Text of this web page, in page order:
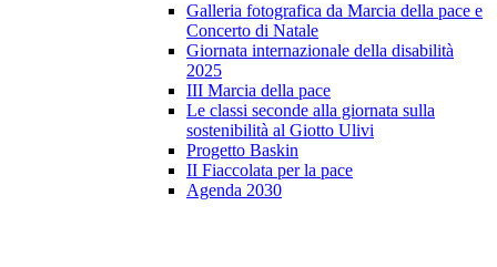
Galleria fotografica da Marcia della pace e
Concerto di Natale
Giornata internazionale della disabilità
2025
III Marcia della pace
Le classi seconde alla giornata sulla
sostenibilità al Giotto Ulivi
Progetto Baskin
II Fiaccolata per la pace
Agenda 2030